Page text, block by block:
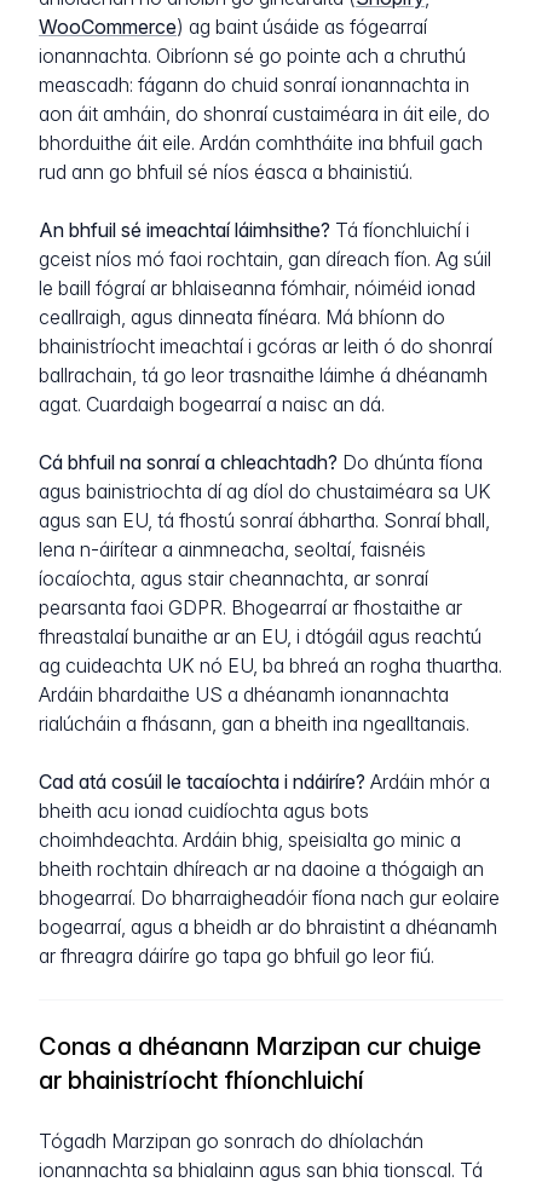
WooCommerce) ag baint úsáide as fógearraí
ionannachta. Oibríonn sé go pointe ach a chruthú
meascadh: fágann do chuid sonraí ionannachta in
aon áit amháin, do shonraí custaiméara in áit eile, do
bhorduithe áit eile. Ardán comhtháite ina bhfuil gach
rud ann go bhfuil sé níos éasca a bhainistiú.
An bhfuil sé imeachtaí láimhsithe? Tá fíonchluichí i
gceist níos mó faoi rochtain, gan díreach fíon. Ag súil
le baill fógraí ar bhlaiseanna fómhair, nóiméid ionad
ceallraigh, agus dinneata fínéara. Má bhíonn do
bhainistríocht imeachtaí i gcóras ar leith ó do shonraí
ballrachain, tá go leor trasnaithe láimhe á dhéanamh
agat. Cuardaigh bogearraí a naisc an dá.
Cá bhfuil na sonraí a chleachtadh? Do dhúnta fíona
agus bainistriochta dí ag díol do chustaiméara sa UK
agus san EU, tá fhostú sonraí ábhartha. Sonraí bhall,
lena n-áirítear a ainmneacha, seoltaí, faisnéis
íocaíochta, agus stair cheannachta, ar sonraí
pearsanta faoi GDPR. Bhogearraí ar fhostaithe ar
fhreastalaí bunaithe ar an EU, i dtógáil agus reachtú
ag cuideachta UK nó EU, ba bhreá an rogha thuartha.
Ardáin bhardaithe US a dhéanamh ionannachta
rialúcháin a fhásann, gan a bheith ina ngealltanais.
Cad atá cosúil le tacaíochta i ndáiríre? Ardáin mhór a
bheith acu ionad cuidíochta agus bots
choimhdeachta. Ardáin bhig, speisialta go minic a
bheith rochtain dhíreach ar na daoine a thógaigh an
bhogearraí. Do bharraigheadóir fíona nach gur eolaire
bogearraí, agus a bheidh ar do bhraistint a dhéanamh
ar fhreagra dáiríre go tapa go bhfuil go leor fiú.
Conas a dhéanann Marzipan cur chuige
ar bhainistríocht fhíonchluichí
Tógadh Marzipan go sonrach do dhíolachán
ionannachta sa bhialainn agus san bhia tionscal. Tá